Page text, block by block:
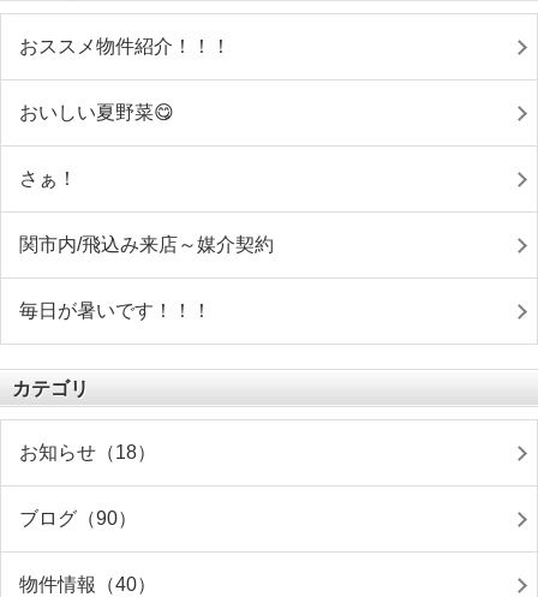
おススメ物件紹介！！！
おいしい夏野菜😋
さぁ！
関市内/飛込み来店～媒介契約
毎日が暑いです！！！
カテゴリ
お知らせ（18）
ブログ（90）
物件情報（40）